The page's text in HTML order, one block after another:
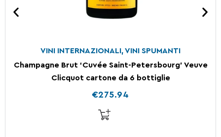
VINI INTERNAZIONALI,VINI SPUMANTI
Champagne Brut ‘Cuvée Saint-Petersbourg’ Veuve
Clicquot cartone da 6 bottiglie
€275.94